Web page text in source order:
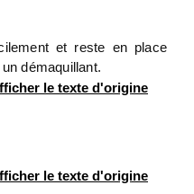
et reste en place
démaquillant.
le texte d'origine
le texte d'origine